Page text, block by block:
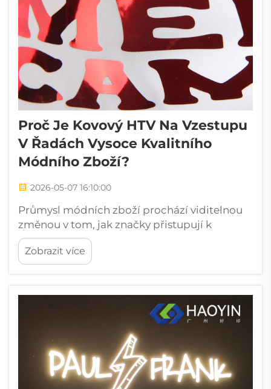
Proč Je Kovový HTV Na Vzestupu
V Řadách Vysoce Kvalitního
Módního Zboží?
2026-05-07 16:10:00
Průmysl módních zboží prochází viditelnou
změnou v tom, jak značky přistupují k
potiskovanému oblečení a doplňkům. Mezi
nejdiskutovanější materiály, které tuto změnu
pohánějí, je kovový HTV – tepelně převodný
Zobrazit více